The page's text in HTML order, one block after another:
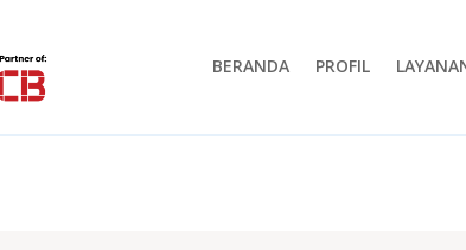
BERANDA PROFIL